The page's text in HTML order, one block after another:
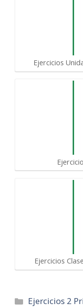
Ejercicios
Ejercicios
Categorías
Ejercicios 2